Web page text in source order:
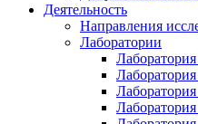
Деятельность
Направления
Лаборатории